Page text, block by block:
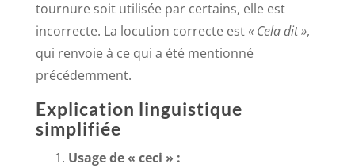
tournure soit utilisée par certains, elle est
incorrecte. La locution correcte est« Cela dit »,
qui renvoie à ce qui a été mentionné
précédemment.
Explication linguistique
simplifiée
Usage de « ceci » :